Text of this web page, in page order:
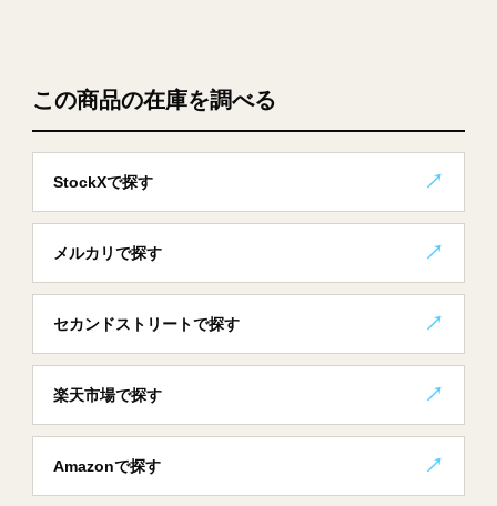
この商品の在庫を調べる
StockXで探す
メルカリで探す
セカンドストリートで探す
楽天市場で探す
Amazonで探す